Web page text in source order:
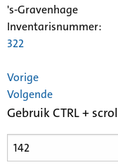
's-Gravenhage
Inventarisnummer:
322
Vorige
Volgende
Gebruik CTRL +